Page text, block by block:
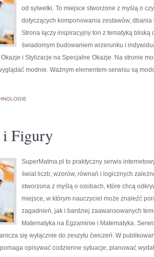
od sylwetki. To miejsce stworzone z myślą o
dotyczących komponowania zestawów,
Strona łączy inspiracyjny ton z tematyką
świadomym budowaniem wizerunku i
i Stylizacje na Specjalne Okazje. Na stronie
modnie. Ważnym elementem serwisu są
i Figury
SuperMatma.pl to praktyczny serwis
świat liczb, wzorów, równań i logicznych
stworzona z myślą o osobach, które chcą
miejsce, w którym nauczyciel może znaleźć
zagadnień, jak i bardziej zaawansowanych
Matematyka na Egzaminie i Matematyka.
się wyłącznie do zeszytu ćwiczeń. W
opisywać codzienne sytuacje, planować